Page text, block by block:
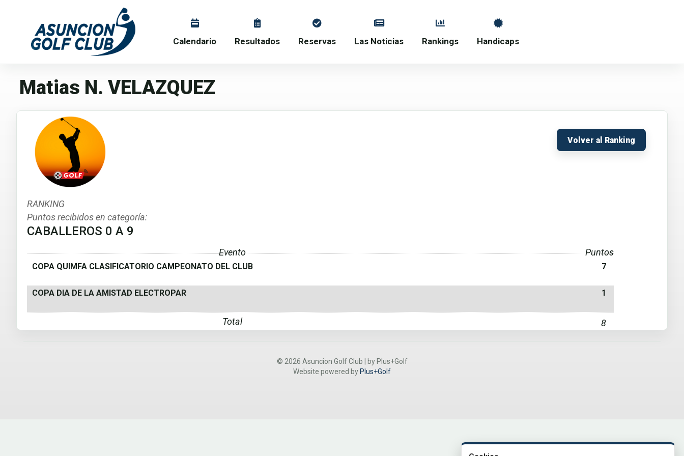
Calendario Resultados Reservas Las Noticias Rankings Handicaps
Matias N. VELAZQUEZ
Volver al Ranking
RANKING
Puntos recibidos en categoría:
CABALLEROS 0 A 9
Evento Puntos
COPA QUIMFA CLASIFICATORIO CAMPEONATO DEL CLUB 7
COPA DIA DE LA AMISTAD ELECTROPAR 1
Total 8
© 2026 Asuncion Golf Club | by Plus+Golf
Website powered by Plus+Golf